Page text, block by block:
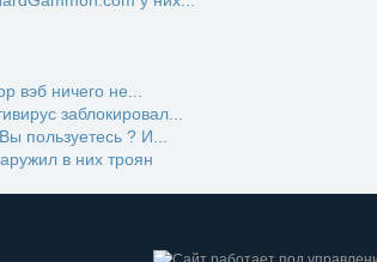
вэб ничего не...
заблокировал...
пользуетесь ? И...
в них троян